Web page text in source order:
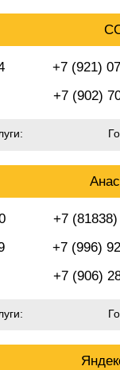
+7 (921)
+7 (902)
+7
+7 (996)
+7 (906)